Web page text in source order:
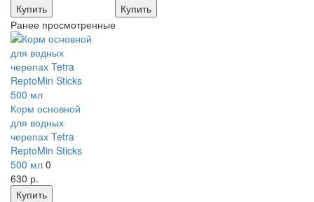
Купить
Купить
Ранее просмотренные
Корм основной
для водных
черепах Tetra
ReptoMin Sticks
500 мл 0
630 р.
Купить